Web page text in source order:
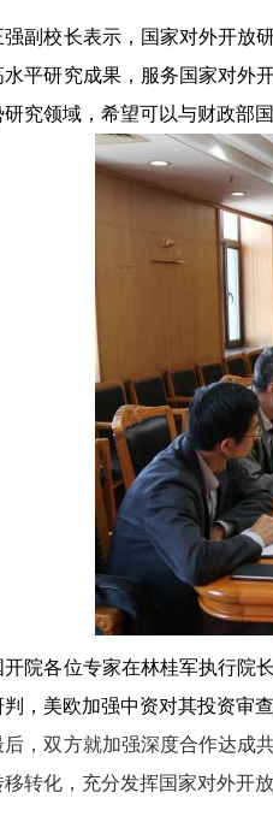
强副校长表示，国家对外开放
水平研究成果，服务国家对外
究领域，希望可以与财政部
开院各位专家在林桂军执行院
判，美欧加强中资对其投资审
后，双方就加强深度合作达成
移转化，充分发挥国家对外开